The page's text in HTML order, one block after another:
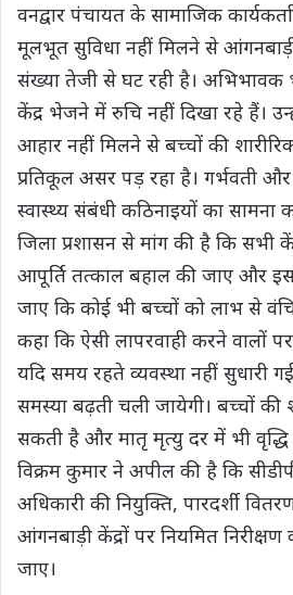
वनद्वार पंचायत के सामाजिक
मूलभूत सुविधा नहीं मिलने से
संख्या तेजी से घट रही है।
केंद्र भेजने में रुचि नहीं दिखा रहे हैं।
आहार नहीं मिलने से बच्चों की
प्रतिकूल असर पड़ रहा है। गर्भवती और
स्वास्थ्य संबंधी कठिनाइयों का सामना
जिला प्रशासन से मांग की है कि सभी
आपूर्ति तत्काल बहाल की जाए और इस
जाए कि कोई भी बच्चों को लाभ से
कहा कि ऐसी लापरवाही करने वालों
यदि समय रहते व्यवस्था नहीं सुधारी
समस्या बढ़ती चली जायेगी। बच्चों की
सकती है और मातृ मृत्यु दर में भी
विक्रम कुमार ने अपील की है कि
अधिकारी की नियुक्ति, पारदर्शी
आंगनबाड़ी केंद्रों पर नियमित
जाए।